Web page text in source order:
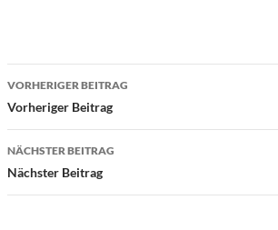
Beitragsnavigation
VORHERIGER BEITRAG
Vorheriger Beitrag
NÄCHSTER BEITRAG
Nächster Beitrag